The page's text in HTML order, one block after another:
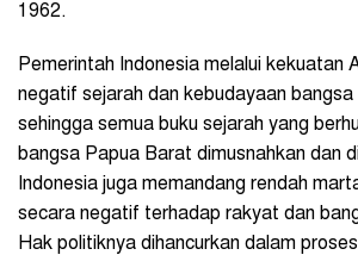
1962.
Pemerintah Indonesia melalui kekuatan
negatif sejarah dan kebudayaan
sehingga semua buku sejarah yang
bangsa Papua Barat dimusnahkan dan
Indonesia juga memandang rendah
secara negatif terhadap rakyat dan
Hak politiknya dihancurkan dalam